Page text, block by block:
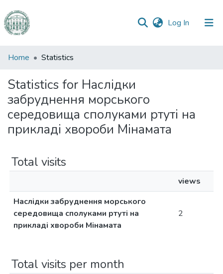
Log In (current)
Communities
Collections
All of DSpace
Home Statistics
Statistics for Наслідки
забруднення морського
середовища сполуками ртуті на
прикладі хвороби Мінамата
Total visits
views
Наслідки забруднення морського
середовища сполуками ртуті на
прикладі хвороби Мінамата
2
Total visits per month